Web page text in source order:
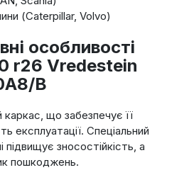
(Caterpillar, Volvo)
особливості
r26 Vredestein
B
що забезпечує її
експлуатації. Спеціальний
підвищує зносостійкість, а
пошкоджень.